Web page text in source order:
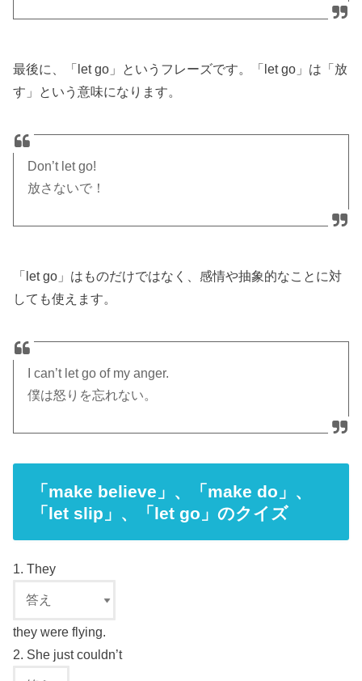
最後に、「let go」というフレーズです。「let go」は「放
す」という意味になります。
Don’t let go!
放さないで！
「let go」はものだけではなく、感情や抽象的なことに対
しても使えます。
I can’t let go of my anger.
僕は怒りを忘れない。
「make believe」、「make do」、
「let slip」、「let go」のクイズ
1. They
they were flying.
2. She just couldn’t